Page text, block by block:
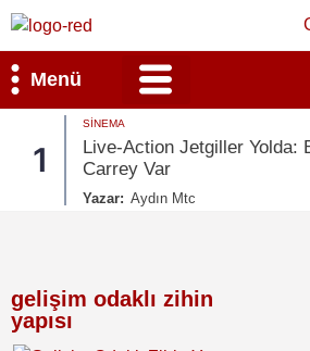
Menü
1
SINEMA
Live-Action Jetgiller Yolda:
Carrey Var
Yazar: Aydın Mtc
gelişim odaklı zihin
yapısı